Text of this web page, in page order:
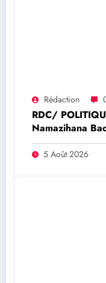
Rédaction
RDC/
Namazihana
la suspension
sur l’économie
5 Août 2026